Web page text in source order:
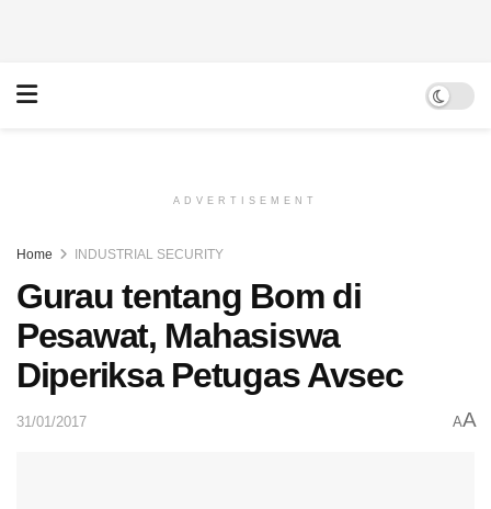
ADVERTISEMENT
Home INDUSTRIAL SECURITY
Gurau tentang Bom di
Pesawat, Mahasiswa
Diperiksa Petugas Avsec
31/01/2017 AA